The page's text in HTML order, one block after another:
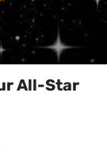
All-Star